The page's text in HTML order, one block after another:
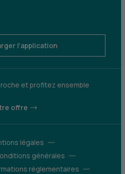
l'application
et profitez ensemble
offre
légales
générales
réglementaires